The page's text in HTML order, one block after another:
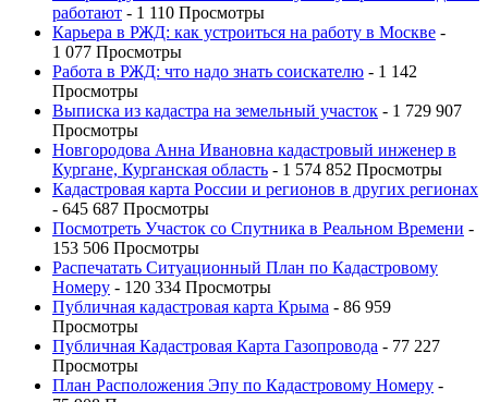
работают - 1 110 Просмотры
Карьера в РЖД: как устроиться на работу в Москве -
1 077 Просмотры
Работа в РЖД: что надо знать соискателю - 1 142
Просмотры
Выписка из кадастра на земельный участок - 1 729 907
Просмотры
Новгородова Анна Ивановна кадастровый инженер в
Кургане, Курганская область - 1 574 852 Просмотры
Кадастровая карта России и регионов в других регионах
- 645 687 Просмотры
Посмотреть Участок со Спутника в Реальном Времени -
153 506 Просмотры
Распечатать Ситуационный План по Кадастровому
Номеру - 120 334 Просмотры
Публичная кадастровая карта Крыма - 86 959
Просмотры
Публичная Кадастровая Карта Газопровода - 77 227
Просмотры
План Расположения Эпу по Кадастровому Номеру -